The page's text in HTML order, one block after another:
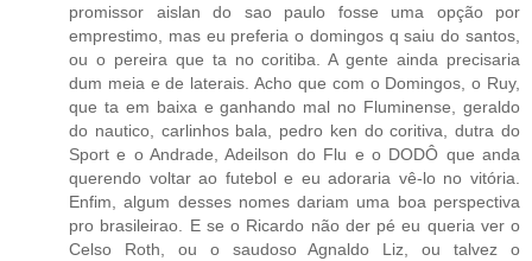
promissor aislan do sao paulo fosse uma opção por
emprestimo, mas eu preferia o domingos q saiu do santos,
ou o pereira que ta no coritiba. A gente ainda precisaria
dum meia e de laterais. Acho que com o Domingos, o Ruy,
que ta em baixa e ganhando mal no Fluminense, geraldo
do nautico, carlinhos bala, pedro ken do coritiva, dutra do
Sport e o Andrade, Adeilson do Flu e o DODÔ que anda
querendo voltar ao futebol e eu adoraria vê-lo no vitória.
Enfim, algum desses nomes dariam uma boa perspectiva
pro brasileirao. E se o Ricardo não der pé eu queria ver o
Celso Roth, ou o saudoso Agnaldo Liz, ou talvez o